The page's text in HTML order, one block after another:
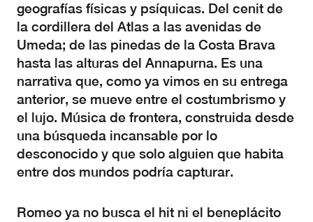
geografías físicas y psíquicas. Del cenit de
la cordillera del Atlas a las avenidas de
Umeda; de las pinedas de la Costa Brava
hasta las alturas del Annapurna. Es una
narrativa que, como ya vimos en su entrega
anterior, se mueve entre el costumbrismo y
el lujo. Música de frontera, construida desde
una búsqueda incansable por lo
desconocido y que solo alguien que habita
entre dos mundos podría capturar.
Romeo ya no busca el hit ni el beneplácito